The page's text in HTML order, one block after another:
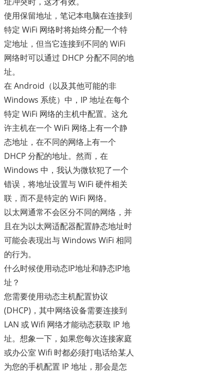
使用保留地址，笔记本电脑在连接到
特定 WiFi 网络时将始终分配一个特
定地址，但当它连接到不同的 WiFi
网络时可以通过 DHCP 分配不同的地
址。
在 Android（以及其他可能的非
Windows 系统）中，IP 地址在每个
特定 WiFi 网络的主机中配置。这允
许主机在一个 WiFi 网络上有一个静
态地址，在不同的网络上有一个
DHCP 分配的地址。然而，在
Windows 中，我认为微软犯了一个
错误，将地址设置与 WiFi 硬件相关
联，而不是特定的 WiFi 网络。
以太网通常不会区分不同的网络，并
且在为以太网适配器配置静态地址时
可能会表现出与 Windows WiFi 相同
的行为。
什么时候使用动态IP地址和静态IP地
址？
您需要使用动态主机配置协议
(DHCP)，其中网络设备需要连接到
LAN 或 Wifi 网络才能动态获取 IP 地
址。想象一下，如果您每次连接家庭
或办公室 Wifi 时都必须打电话给某人
为您的手机配置 IP 地址，那会是怎